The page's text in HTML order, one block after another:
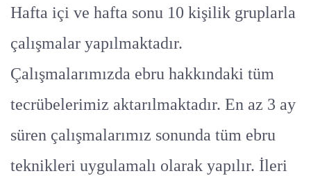
Hafta içi ve hafta sonu 10 kişilik gruplarla
çalışmalar yapılmaktadır.
Çalışmalarımızda ebru hakkındaki tüm
tecrübelerimiz aktarılmaktadır. En az 3 ay
süren çalışmalarımız sonunda tüm ebru
teknikleri uygulamalı olarak yapılır. İleri